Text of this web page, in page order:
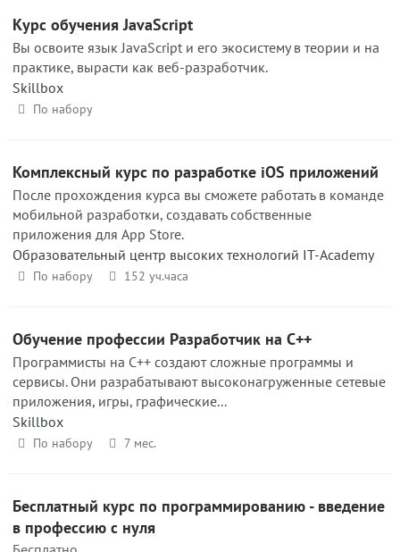
Курс обучения JavaScript
Вы освоите язык JavaScript и его экосистему в теории и на
практике, вырасти как веб-разработчик.
Skillbox
По набору
Комплексный курс по разработке iOS приложений
После прохождения курса вы сможете работать в команде
мобильной разработки, создавать собственные
приложения для App Store.
Образовательный центр высоких технологий IT-Academy
По набору 152 уч.часа
Обучение профессии Разработчик на C++
Программисты на C++ создают сложные программы и
сервисы. Они разрабатывают высоконагруженные сетевые
приложения, игры, графические...
Skillbox
По набору 7 мес.
Бесплатный курс по программирова­нию - введение
в профессию с нуля